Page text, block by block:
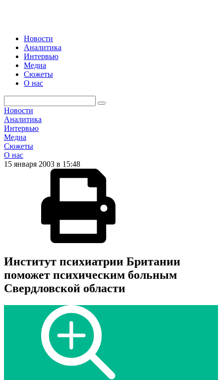
Новости
Аналитика
Интервью
Медиа
Сюжеты
О нас
Новости
Аналитика
Интервью
Медиа
Сюжеты
О нас
15 января 2003 в 15:48
Институт психиатрии Британии
поможет психическим больным
Свердловской области